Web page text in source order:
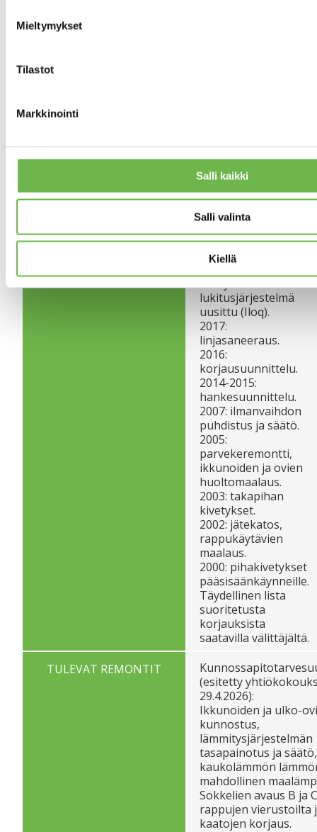
Mieltymykset
Tilastot
Markkinointi
Salli kaikki
Salli valinta
Kiellä
TALOYHTIÖN SAUNA
HUONEISTOJEN
LUKUMÄÄRÄ
TEHDYT REMONTIT
2025:
huoneistokohtaiset
palovaroittimet,
energiatodistus.
2022-2023: piha-
alueiden / istutusten
parannustöitä.
2021: taloyhtiön
lukitusjärjestelmä
uusittu (Iloq).
2017:
linjasaneeraus.
2016:
korjausuunnittelu.
2014-2015:
hankesuunnittelu.
2007: ilmanvaihdon
puhdistus ja säätö.
2005:
parvekeremontti,
ikkunoiden ja ovien
huoltomaalaus.
2003: takapihan
kivetykset.
2002: jätekatos,
rappukäytävien
maalaus.
2000: pihakivetykset
pääsisäänkäynneille.
Täydellinen lista
suoritetusta
korjauksista
saatavilla välittäjältä.
TULEVAT REMONTIT
(esitetty
29.4.2026):
Ikkunoiden ja ulko-
kunnostus,
lämmitysjärjestelmän
tasapainotus ja säätö,
kaukolämmön
mahdollinen
Sokkelien avaus B ja C
rappujen vierustoilta
kaatojen korjaus.